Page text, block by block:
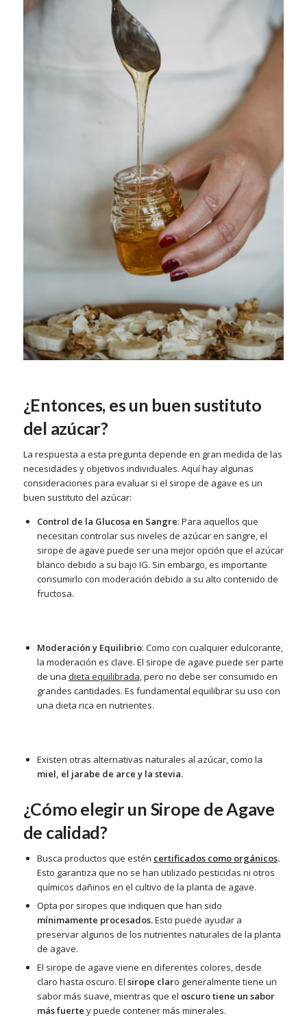
¿Entonces, es un buen sustituto
del azúcar?
La respuesta a esta pregunta depende en gran medida de las
necesidades y objetivos individuales. Aquí hay algunas
consideraciones para evaluar si el sirope de agave es un
buen sustituto del azúcar:
Control de la Glucosa en Sangre: Para aquellos que
necesitan controlar sus niveles de azúcar en sangre, el
sirope de agave puede ser una mejor opción que el azúcar
blanco debido a su bajo IG. Sin embargo, es importante
consumirlo con moderación debido a su alto contenido de
fructosa.
Moderación y Equilibrio: Como con cualquier edulcorante,
la moderación es clave. El sirope de agave puede ser parte
de una dieta equilibrada, pero no debe ser consumido en
grandes cantidades. Es fundamental equilibrar su uso con
una dieta rica en nutrientes.
Existen otras alternativas naturales al azúcar, como la
miel, el jarabe de arce y la stevia.
¿Cómo elegir un Sirope de Agave
de calidad?
Busca productos que estén certificados como orgánicos.
Esto garantiza que no se han utilizado pesticidas ni otros
químicos dañinos en el cultivo de la planta de agave.
Opta por siropes que indiquen que han sido
mínimamente procesados.Esto puede ayudar a
preservar algunos de los nutrientes naturales de la planta
de agave.
El sirope de agave viene en diferentes colores, desde
claro hasta oscuro. El sirope claro generalmente tiene un
sabor más suave, mientras que el oscuro tiene un sabor
más fuerte y puede contener más minerales.